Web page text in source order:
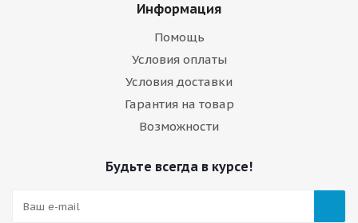
Информация
Помощь
Условия оплаты
Условия доставки
Гарантия на товар
Возможности
Будьте всегда в курсе!